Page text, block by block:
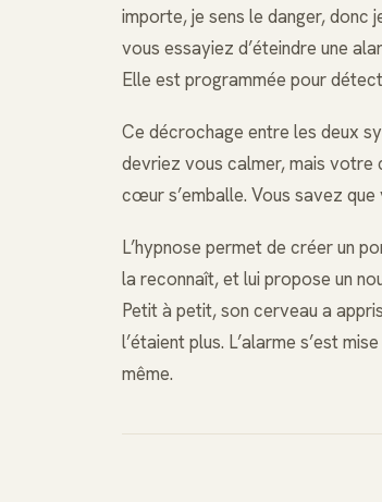
importe, je sens le danger, donc
vous essayiez d’éteindre une
Elle est programmée pour
Ce décrochage entre les deux
devriez vous calmer, mais votre
cœur s’emballe. Vous savez
L’hypnose permet de créer un
la reconnaît, et lui propose un
Petit à petit, son cerveau a
l’étaient plus. L’alarme s’est
même.